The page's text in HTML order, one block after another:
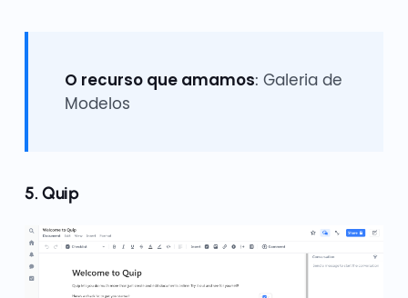
O recurso que amamos: Galeria de
Modelos
5. Quip